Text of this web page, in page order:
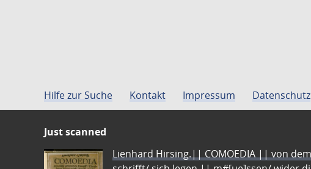
Hilfe zur Suche Kontakt Impressum Datenschutz
Just scanned
Lienhard Hirsing.|| COMOEDIA || von